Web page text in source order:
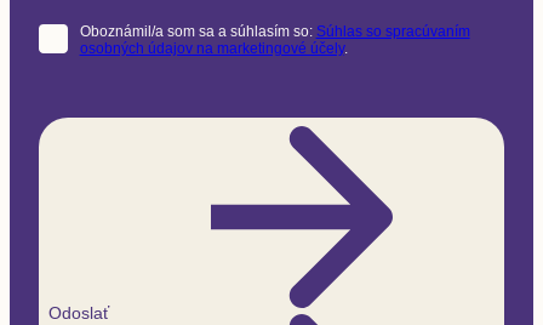
Oboznámil/a som sa a súhlasím so: Súhlas so spracúvaním
osobných údajov na marketingové účely.
Odoslať